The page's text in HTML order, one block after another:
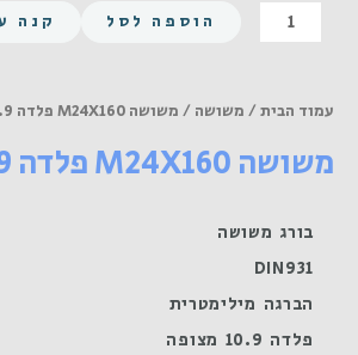
כמות
של
M24X160
10.9
הוספה לסל קנה
עמוד הבית/ משושה / משושה M24X160 פלדה 10.9 מצופה
משושה M24X160 פלדה 10.9 מצופה
בורג משושה
DIN931
הברגה מילימטרית
פלדה 10.9 מצופה